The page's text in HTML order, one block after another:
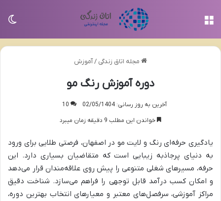
مجله اتاق زندگی /آموزش
دوره آموزش رنگ مو
آخرین به روز رسانی: 02/05/1404
10
خواندن این مطلب 9 دقیقه زمان میبرد
یادگیری حرفه‌ای رنگ و لایت مو در اصفهان، فرصتی طلایی برای ورود
به دنیای پرجاذبه زیبایی است که متقاضیان بسیاری دارد. این
حرفه، مسیرهای شغلی متنوعی را پیش روی علاقه‌مندان قرار می‌دهد
و امکان کسب درآمد قابل توجهی را فراهم می‌سازد. شناخت دقیق
مراکز آموزشی، سرفصل‌های معتبر و معیارهای انتخاب بهترین دوره،